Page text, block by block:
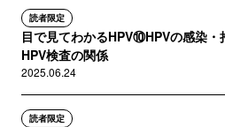
読者限定
目で見てわかるHPV⑩HPVの感染・
HPV検査の関係
2025.06.24
読者限定